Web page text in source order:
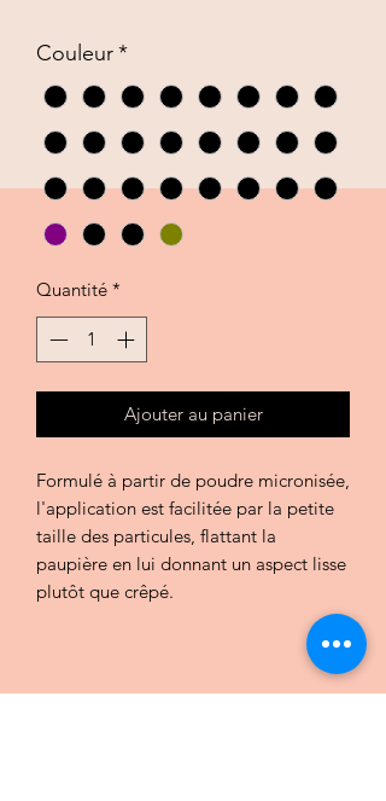
Couleur*
Quantité *
Ajouter au panier
Formulé à partir de poudre micronisée,
l'application est facilitée par la petite
taille des particules, flattant la
paupière en lui donnant un aspect lisse
plutôt que crêpé.